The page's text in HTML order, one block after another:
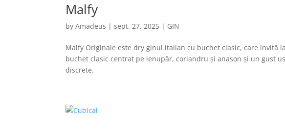
Malfy
byAmadeus |sept. 27, 2025 | GIN
Malfy Originale este dry ginul italian cu buchet clasic, care invită
buchet clasic centrat pe ienupăr, coriandru şi anason şi un gust
discrete.